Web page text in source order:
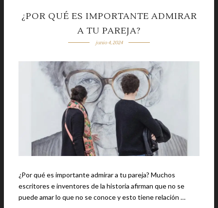
¿POR QUÉ ES IMPORTANTE ADMIRAR
A TU PAREJA?
junio 4, 2024
¿Por qué es importante admirar a tu pareja? Muchos
escritores e inventores de la historia afirman que no se
puede amar lo que no se conoce y esto tiene relación …